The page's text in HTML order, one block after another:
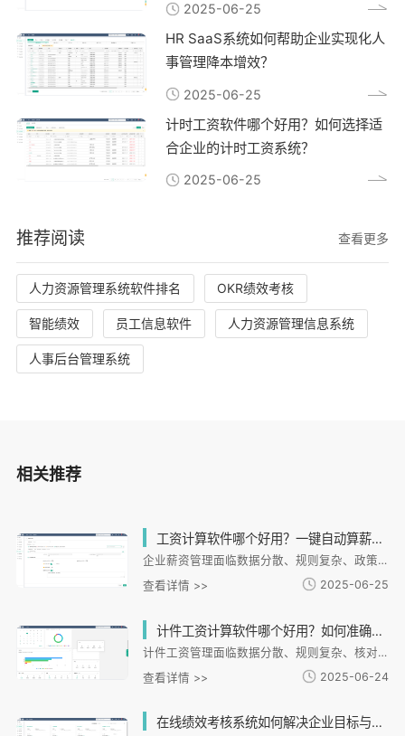
2025-06-25
HR SaaS系统如何帮助企业实现化人
事管理降本增效？
2025-06-25
计时工资软件哪个好用？如何选择适
合企业的计时工资系统？
2025-06-25
推荐阅读 查看更多
人力资源管理系统软件排名 OKR绩效考核
智能绩效 员工信息软件 人力资源管理信息系统
人事后台管理系统
相关推荐
工资计算软件哪个好用？一键自动算薪还能避免出错！
企业薪资管理面临数据分散、规则复杂、政策多变等痛点，传统人工计算易出错且效率低下。i人事HR管理系统通过算薪与多模块联动，实现薪资自动化处理：自动同步考勤、绩效等数据，支持复杂薪资规则配置；实时更新个税政策，确保合规性；提供电子工资条和移动端管理，提升效率与安全性。系统还具备化支持、预警和数据分析功能，帮助企业优化人力成本管理。i人事的一体化设计尤其适合连锁企业、制造业等多分支机构场景，助力企业实现人力资源数字化转型。
查看详情 >>
2025-06-25
计件工资计算软件哪个好用？如何准确计算计件工资不踩坑？
计件工资管理面临数据分散、规则复杂、核对低效三大痛点。i人事HR管理系统提供化解决方案，支持多数据源对接、灵活规则配置和全流程透明化管理，有效提升核算效率。系统通过差异化薪资方案、预警和化功能，帮助企业优化用工管理，减少纠纷。未来计件工资将向采集、动态调整和可视化决策发展，企业需选择可扩展系统并建立透明沟通机制。i人事凭借技术优势，助力企业实现从基础核算到战略决策的全面升级。
查看详情 >>
2025-06-24
在线绩效考核系统如何解决企业目标与员工执行脱节难题？